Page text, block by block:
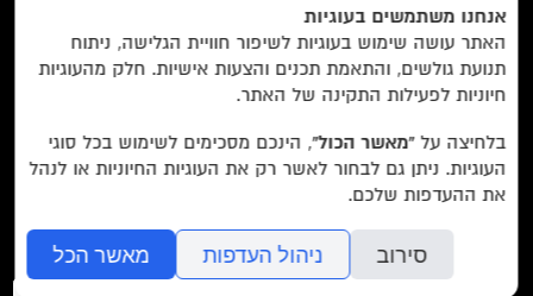
מאשר/ת אתתנאי השימוש והצטרפות למאגר הלקוחות וקבלת
הודעות מאתר זה בלבד (לא ספאם)
בשליחת הטופס אתם מאשרים אתמדיניות הפרטיותשל האתר.
EN/
Foreign Rights /
מבצעים /
ביקורות/ על לוקוס/ הסדרות/
הסופרים/
צרו קשר/
עוד באתר:
לוקוס הוצאה לאור Locus Publishing House
editor@locusbooks.co.il
אנחנו משתמשים בעוגיות
האתר עושה שימוש בעוגיות לשיפור חוויית הגלישה, ניתוח
תנועת גולשים, והתאמת תכנים והצעות אישיות. חלק מהעוגיות
חיוניות לפעילות התקינה של האתר.
בלחיצה על“מאשר הכול”, הינכם מסכימים לשימוש בכל סוגי
העוגיות. ניתן גם לבחור לאשר רק את העוגיות החיוניות או לנהל
את ההעדפות שלכם.
סירוב ניהול העדפות מאשר הכל